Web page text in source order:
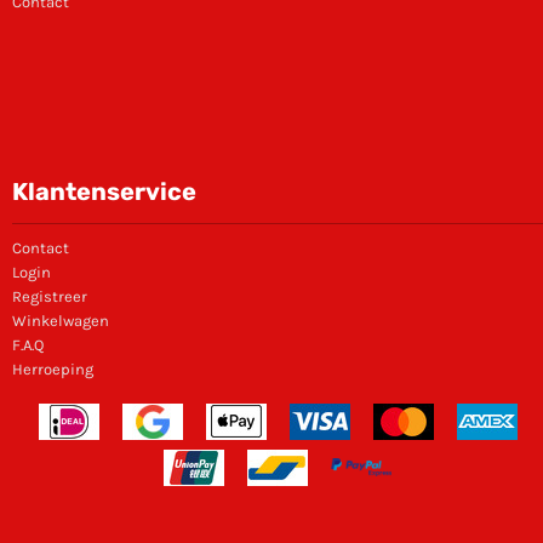
Klantenservice
Contact
Login
Registreer
Winkelwagen
F.A.Q
Herroeping